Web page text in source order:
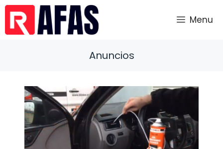
Saltar
contenido
Menu
Anuncios